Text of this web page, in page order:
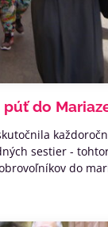
do
sestier -
do mariánskeho
v Rakúsku.